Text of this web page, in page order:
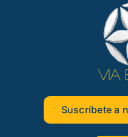
Suscríbete a